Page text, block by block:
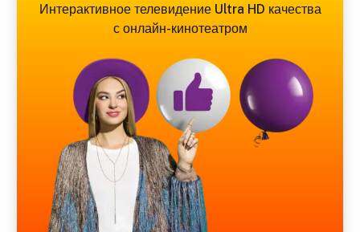
Интерактивное телевидение Ultra HD качества
с онлайн-кинотеатром